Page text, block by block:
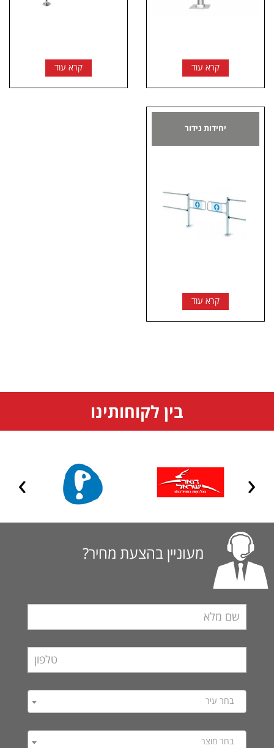
קרא עוד קרא עוד
יחידות גידור
קרא עוד
בין לקוחותינו
מעוניין בהצעת מחיר?
בחר עיר
בחר מוצר